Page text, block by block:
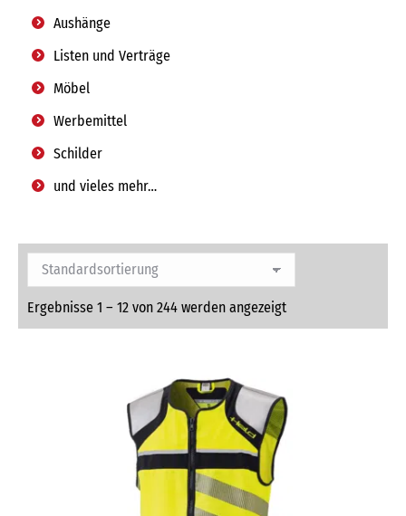
Aushänge
Listen und Verträge
Möbel
Werbemittel
Schilder
und vieles mehr…
Ergebnisse 1 – 12 von 244 werden angezeigt